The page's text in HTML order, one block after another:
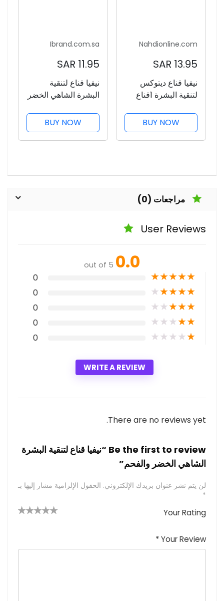
Nahdionline.com
13.95 SAR
نيفيا قناع ديتوكس
لتنقية البشرة 1قناع
BUY NOW
Ibrand.com.sa
11.95 SAR
نيفيا قناع لتنقية
البشرة الشاهي الخضر
BUY NOW
مراجعات (0)
User Reviews
0.0
out of 5
★
★
★
★
★
0
★
★
★
★
★
0
★
★
★
★
★
0
★
★
★
★
★
0
★
★
★
★
★
0
WRITE A REVIEW
There are no reviews yet.
Be the first to review “نيفيا قناع لتنقية البشرة
الشاهي الخضر والفحم”
لن يتم نشر عنوان بريدك الإلكتروني. الحقول الإلزامية مشار إليها بـ
*
Your Rating
ن
أصلنجومنجوم
Your Review
*